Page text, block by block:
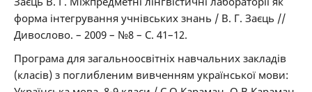
форма інтегрування учнівських знань / В. Г. Заєць //
Дивослово. – 2009 – №8 – С. 41–12.
Програма для загальноосвітніх навчальних закладів
(класів) з поглибленим вивченням української мови: